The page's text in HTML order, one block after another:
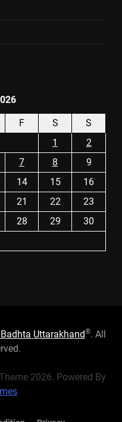
F S
S
1
2
7 8
9
14 15
16
21 22
23
28 29
30
Uttarakhand®. All
2026. Powered By